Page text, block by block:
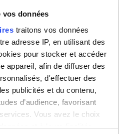
vos données
traitons vos données
adresse IP, en utilisant des
pour stocker et accéder
appareil, afin de diffuser des
d'effectuer des
publicités et du contenu,
d’audience, favorisant
Vous avez le choix
et à leurs finalités.
du temps, notes, épreuves ou
l'organisation d'un stage.
s'est élargi pour prendre en
comme la Vie Etudiante
aux étudiants et étudiantes
culturelle, à la formation
demande en cliquant sur le
ou étudiante ou en vous
si vous l'êtes déjà.